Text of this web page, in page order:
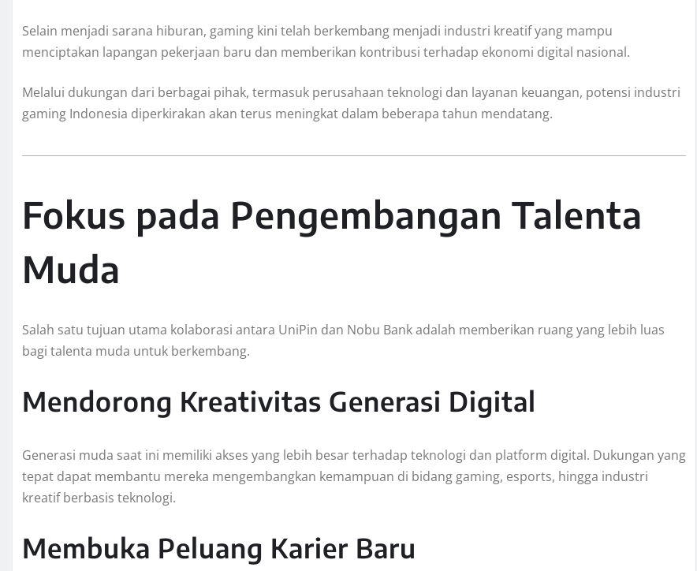
Selain menjadi sarana hiburan, gaming kini telah berkembang menjadi industri kreatif yang mampu
menciptakan lapangan pekerjaan baru dan memberikan kontribusi terhadap ekonomi digital nasional.
Melalui dukungan dari berbagai pihak, termasuk perusahaan teknologi dan layanan keuangan, potensi industri
gaming Indonesia diperkirakan akan terus meningkat dalam beberapa tahun mendatang.
Fokus pada Pengembangan Talenta
Muda
Salah satu tujuan utama kolaborasi antara UniPin dan Nobu Bank adalah memberikan ruang yang lebih luas
bagi talenta muda untuk berkembang.
Mendorong Kreativitas Generasi Digital
Generasi muda saat ini memiliki akses yang lebih besar terhadap teknologi dan platform digital. Dukungan yang
tepat dapat membantu mereka mengembangkan kemampuan di bidang gaming, esports, hingga industri
kreatif berbasis teknologi.
Membuka Peluang Karier Baru